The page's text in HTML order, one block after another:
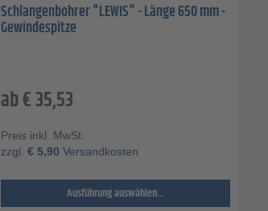
Schlangenbohrer "LEWIS" - Länge 650 mm -
Gewindespitze
ab€35,53
Preis inkl. MwSt.
zzgl. € 5,90 Versandkosten
Ausführung auswählen...